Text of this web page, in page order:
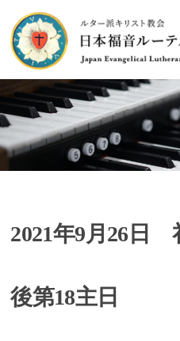
content
2021年9月26日
後第18主日